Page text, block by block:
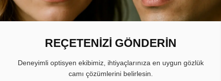
REÇETENİZİ GÖNDERİN
Deneyimli optisyen ekibimiz, ihtiyaçlarınıza en uygun gözlük
camı çözümlerini belirlesin.